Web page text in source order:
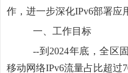
作，进一步深化IPv6部署应
一、工作目标
--到2024年底，全区
移动网络IPv6流量占比超过